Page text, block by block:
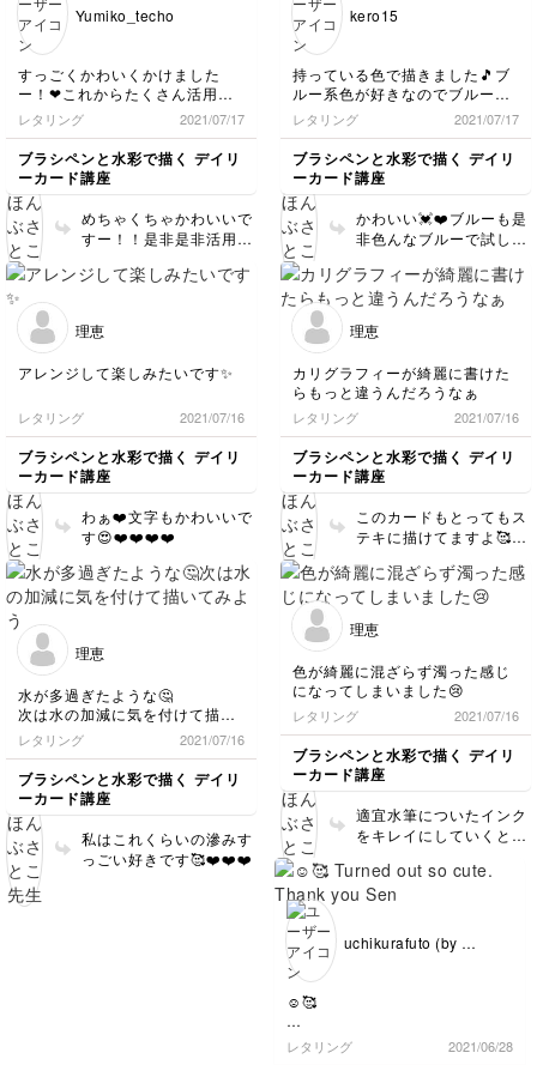
Yumiko_techo
すっごくかわいくかけました
ー！❤これからたくさん活用で
きそうです！
レタリング 2021/07/17
ブラシペンと水彩で描く デイリ
ーカード講座
めちゃくちゃかわいいで
すー！！是非是非活用し
kero15
持っている色で描きました🎵ブ
ルー系色が好きなのでブルーで
も！自分好みに出来上がりまし
た～☺️
レタリング 2021/07/17
ブラシペンと水彩で描く デイリ
ーカード講座
かわいい💓❤️ブルーも是
非色んなブルーで試して
気すっごい変わりま
す！！
理恵
アレンジして楽しみたいです✨
レタリング 2021/07/16
ブラシペンと水彩で描く デイリ
ーカード講座
わぁ❤️文字もかわいいで
す😍❤️❤️❤️❤️
理恵
カリグラフィーが綺麗に書けた
らもっと違うんだろうなぁ
レタリング 2021/07/16
ブラシペンと水彩で描く デイリ
ーカード講座
このカードもとってもス
テキに描けてますよ🥰❤️
理恵
水が多過ぎたような🤔
次は水の加減に気を付けて描い
てみよう
レタリング 2021/07/16
ブラシペンと水彩で描く デイリ
ーカード講座
私はこれくらいの滲みす
っごい好きです🥰❤️❤️❤️
理恵
色が綺麗に混ざらず濁った感じ
になってしまいました😢
レタリング 2021/07/16
ブラシペンと水彩で描く デイリ
ーカード講座
適宜水筆についたインク
をキレイにしていくと比
ます！！！
uchikurafuto (by デ
☺🥰
Turned out so cute.
レタリング 2021/06/28